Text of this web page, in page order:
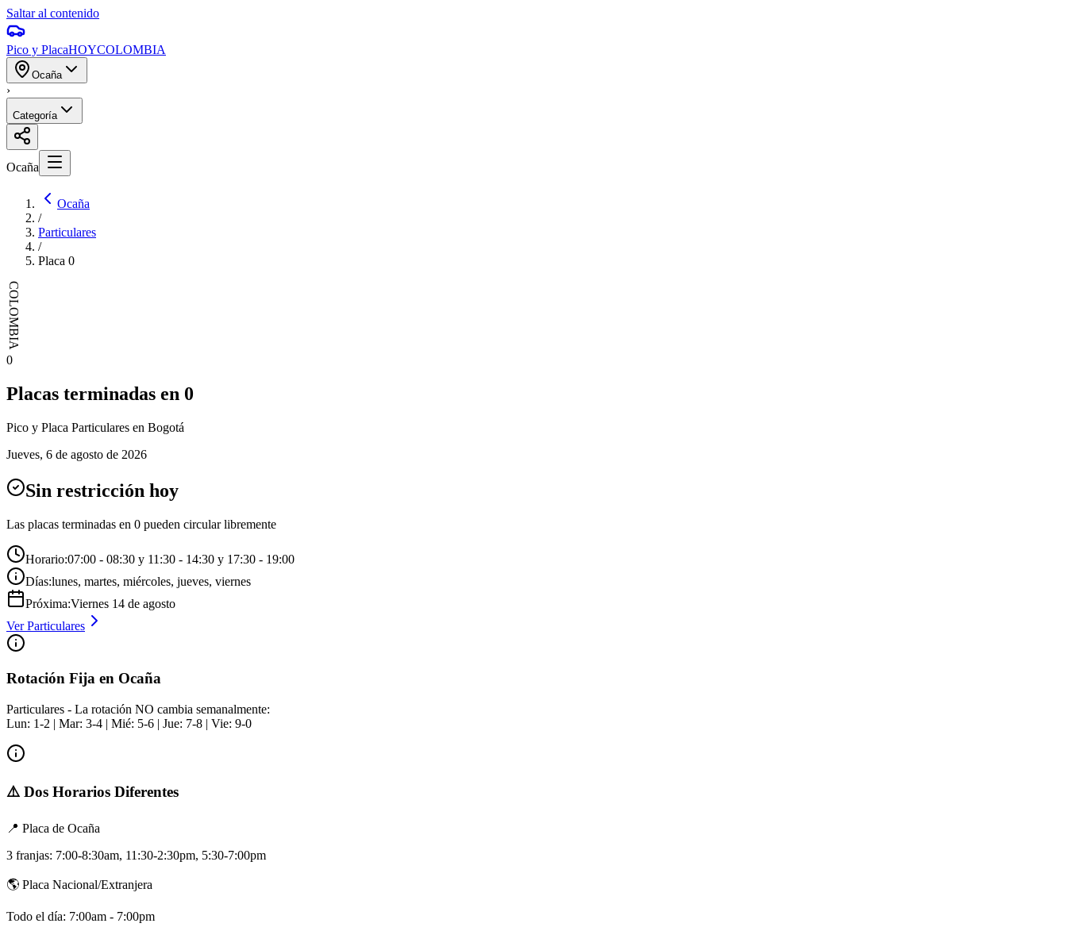
Saltar al contenido
Pico y PlacaHOYCOLOMBIA
Ocaña
›
Categoría
Ocaña
Ocaña
/
Particulares
/
Placa 0
COLOMBIA
0
Placas terminadas en 0
Pico y Placa Particulares en Bogotá
Jueves, 6 de agosto de 2026
Sin restricción hoy
Las placas terminadas en 0 pueden circular libremente
Horario:07:00 - 08:30 y 11:30 - 14:30 y 17:30 - 19:00
Días:lunes, martes, miércoles, jueves, viernes
Próxima:Viernes 14 de agosto
VerParticulares
Rotación Fija en Ocaña
Particulares - La rotación NO cambia semanalmente:
Lun: 1-2 | Mar: 3-4 | Mié: 5-6 | Jue: 7-8 | Vie: 9-0
⚠️ Dos Horarios Diferentes
📍 Placa de Ocaña
3 franjas: 7:00-8:30am, 11:30-2:30pm, 5:30-7:00pm
🌎 Placa Nacional/Extranjera
Todo el día: 7:00am - 7:00pm